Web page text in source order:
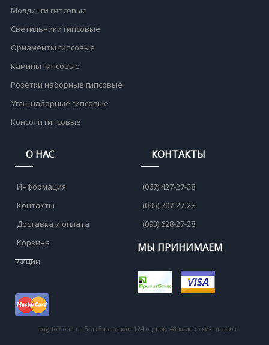
Молдинги гипсовые
Светильники гипсовые
Орнаменты гипсовые
Камины гипсовые
Розетки наборные гипсовые
Углы наборные гипсовые
Консоли гипсовые
О НАС
Информация
Контакты
Доставка и оплата
Корзина
Акции
КОНТАКТЫ
(067) 427-27-28
(095) 707-27-28
(093) 628-27-28
МЫ ПРИНИМАЕМ
bagetoff.com.ua 5 из 5 на основе 124 оценок. 48 клиентских отзывов